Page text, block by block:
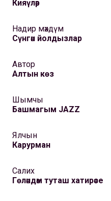
Кияүләр
Надир мәхдүм
Сүнгән йолдызлар
Автор
Алтын көз
Шымчы
Башмагым JAZZ
Ялчын
Карурман
Салих
Гөләндәм туташ хатирәсе